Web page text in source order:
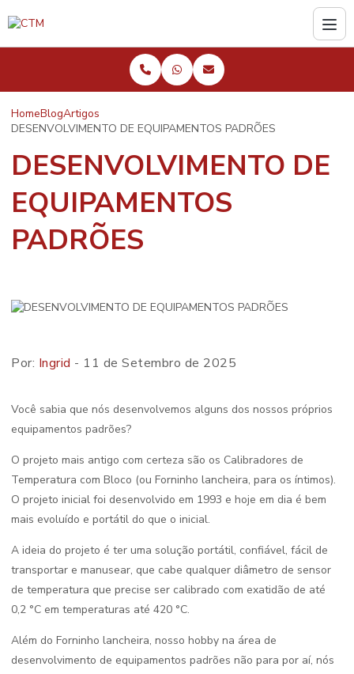
HomeBlogArtigos
DESENVOLVIMENTO DE EQUIPAMENTOS PADRÕES
DESENVOLVIMENTO DE
EQUIPAMENTOS
PADRÕES
Por: Ingrid - 11 de Setembro de 2025
Você sabia que nós desenvolvemos alguns dos nossos próprios
equipamentos padrões?
O projeto mais antigo com certeza são os Calibradores de
Temperatura com Bloco (ou Forninho lancheira, para os íntimos).
O projeto inicial foi desenvolvido em 1993 e hoje em dia é bem
mais evoluído e portátil do que o inicial.
A ideia do projeto é ter uma solução portátil, confiável, fácil de
transportar e manusear, que cabe qualquer diâmetro de sensor
de temperatura que precise ser calibrado com exatidão de até
0,2 °C em temperaturas até 420 °C.
Além do Forninho lancheira, nosso hobby na área de
desenvolvimento de equipamentos padrões não para por aí, nós